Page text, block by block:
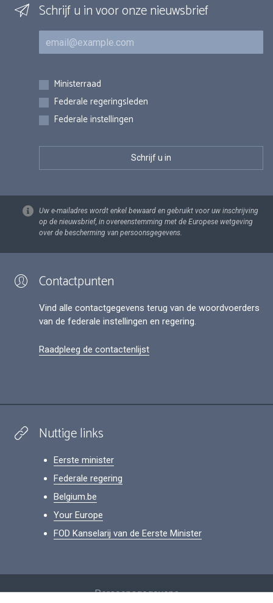
Schrijf u in voor onze nieuwsbrief
E-mail
Inschrijvingen
Ministerraad
Federale regeringsleden
Federale instellingen
Uw e-mailadres wordt enkel bewaard en gebruikt voor uw inschrijving
op de nieuwsbrief, in overeenstemming met de Europese wetgeving
over de bescherming van persoonsgegevens.
Contactpunten
Vind alle contactgegevens terug van de woordvoerders
van de federale instellingen en regering.
Raadpleeg de contactenlijst
Nuttige links
Eerste minister
Federale regering
Belgium.be
Your Europe
FOD Kanselarij van de Eerste Minister
Persoonsgegevens